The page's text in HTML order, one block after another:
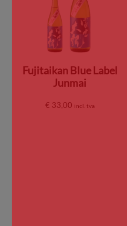
Fujitaikan Blue Label
Junmai
€ 33,00 incl. tva